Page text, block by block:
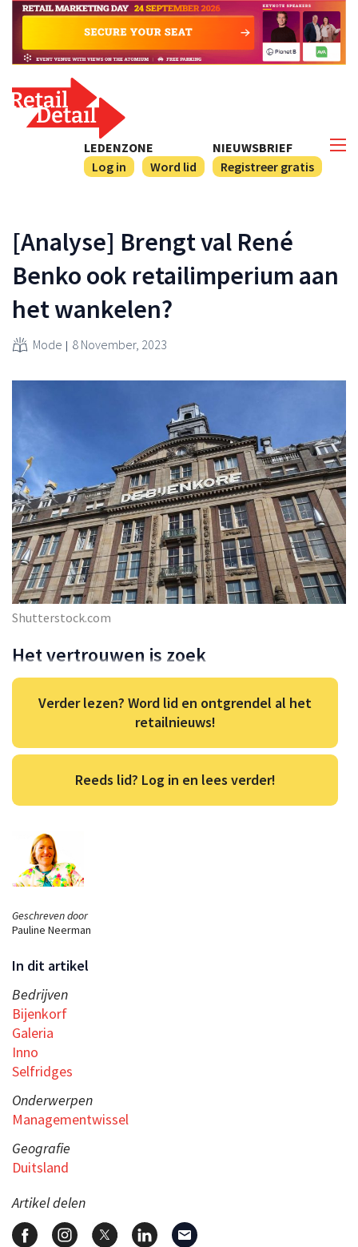
NIEUWSBRIEF
Registreer gratis
LEDENZONE
Log in
Word lid
Geschreven door
Pauline Neerman
In dit artikel
Bedrijven
Bijenkorf
Galeria
Inno
Selfridges
Onderwerpen
Managementwissel
Geografie
Duitsland
Artikel delen
[Analyse] Brengt val René
Benko ook retailimperium aan
het wankelen?
Mode 8 November, 2023
Shutterstock.com
Het vertrouwen is zoek
Verder lezen? Word lid en ontgrendel al het
retailnieuws!
Reeds lid? Log in en lees verder!